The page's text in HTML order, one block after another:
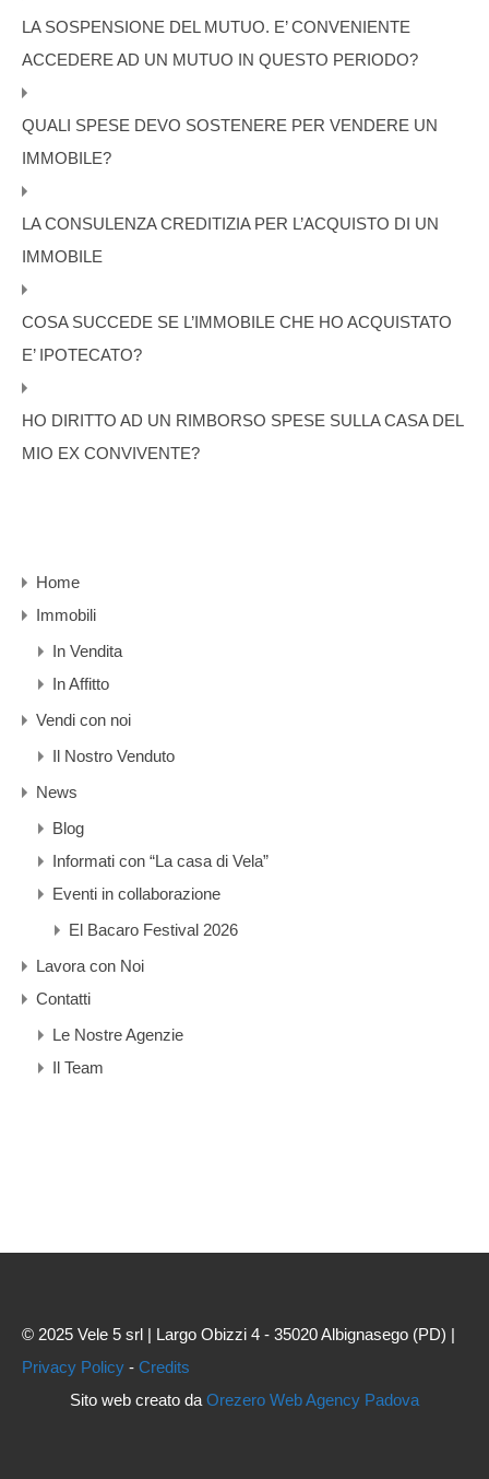
LA SOSPENSIONE DEL MUTUO. E’ CONVENIENTE
ACCEDERE AD UN MUTUO IN QUESTO PERIODO?
QUALI SPESE DEVO SOSTENERE PER VENDERE UN
IMMOBILE?
LA CONSULENZA CREDITIZIA PER L’ACQUISTO DI UN
IMMOBILE
COSA SUCCEDE SE L’IMMOBILE CHE HO ACQUISTATO
E’ IPOTECATO?
HO DIRITTO AD UN RIMBORSO SPESE SULLA CASA DEL
MIO EX CONVIVENTE?
Home
Immobili
In Vendita
In Affitto
Vendi con noi
Il Nostro Venduto
News
Blog
Informati con “La casa di Vela”
Eventi in collaborazione
El Bacaro Festival 2026
Lavora con Noi
Contatti
Le Nostre Agenzie
Il Team
© 2025 Vele 5 srl | Largo Obizzi 4 - 35020 Albignasego (PD) |
Privacy Policy - Credits
Sito web creato da Orezero Web Agency Padova